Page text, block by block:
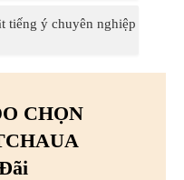
tiếng ý chuyên nghiệp
CHỌN